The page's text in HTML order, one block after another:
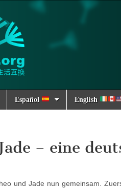
Español English
– eine
und Jade nun gemeinsam.